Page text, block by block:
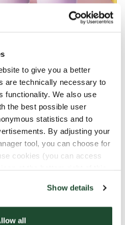
to give you a better
are technically necessary to
functionality. We also use
the best possible user
statistics and to
By adjusting your
tool, you can choose for
cookies (you can access
Show details
all
täyttää 30
fika-hetkiä ja
haluamme sinut